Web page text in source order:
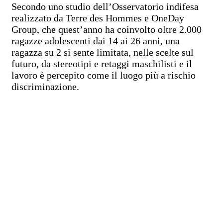
Secondo uno studio dell’Osservatorio indifesa
realizzato da Terre des Hommes e OneDay
Group, che quest’anno ha coinvolto oltre 2.000
ragazze adolescenti dai 14 ai 26 anni, una
ragazza su 2 si sente limitata, nelle scelte sul
futuro, da stereotipi e retaggi maschilisti e il
lavoro è percepito come il luogo più a rischio
discriminazione.